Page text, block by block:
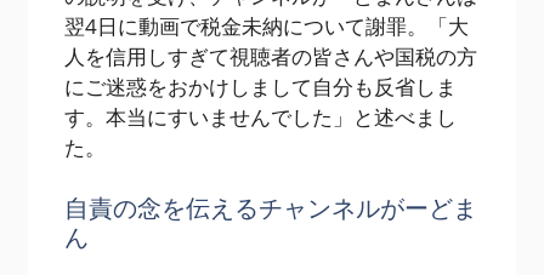
翌4日に動画で税金未納について謝罪。「大
人を信用しすぎて視聴者の皆さんや国税の方
にご迷惑をおかけしまして自分も反省しま
す。本当にすいませんでした」と述べまし
た。
自責の念を伝えるチャンネルがーどま
ん